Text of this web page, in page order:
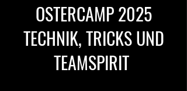
OSTERCAMP 2025
TECHNIK, TRICKS UND
TEAMSPIRIT